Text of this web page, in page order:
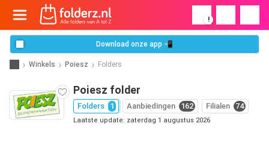
!
Download onze app 📲
Winkels Poiesz Folders
Poiesz folder
Folders 1 Aanbiedingen 162 Filialen 74
Laatste update: zaterdag 1 augustus 2026